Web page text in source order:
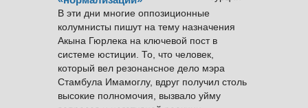
В эти дни многие оппозиционные
колумнисты пишут на тему назначения
Акына Гюрлека на ключевой пост в
системе юстиции. То, что человек,
который вел резонансное дело мэра
Стамбула Имамоглу, вдруг получил столь
высокие полномочия, вызвало уйму